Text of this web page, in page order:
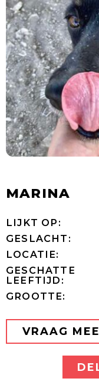
MARINA
LIJKT OP:
GESLACHT:
LOCATIE:
GESCHATTE
LEEFTIJD:
GROOTTE:
VRAAG